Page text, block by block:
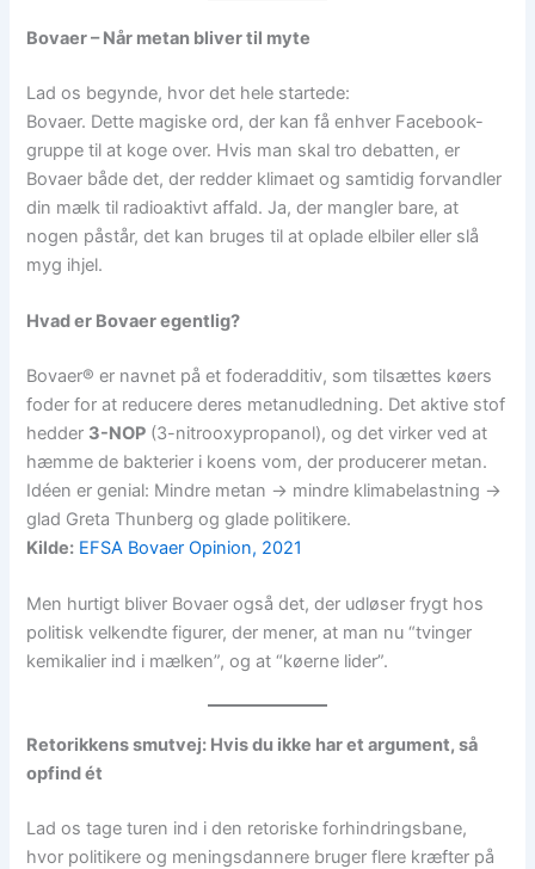
Bovaer – Når metan bliver til myte
Lad os begynde, hvor det hele startede:
Bovaer. Dette magiske ord, der kan få enhver Facebook-
gruppe til at koge over. Hvis man skal tro debatten, er
Bovaer både det, der redder klimaet og samtidig forvandler
din mælk til radioaktivt affald. Ja, der mangler bare, at
nogen påstår, det kan bruges til at oplade elbiler eller slå
myg ihjel.
Hvad er Bovaer egentlig?
Bovaer® er navnet på et foderadditiv, som tilsættes køers
foder for at reducere deres metanudledning. Det aktive stof
hedder 3-NOP (3-nitrooxypropanol), og det virker ved at
hæmme de bakterier i koens vom, der producerer metan.
Idéen er genial: Mindre metan → mindre klimabelastning →
glad Greta Thunberg og glade politikere.
Kilde: EFSA Bovaer Opinion, 2021
Men hurtigt bliver Bovaer også det, der udløser frygt hos
politisk velkendte figurer, der mener, at man nu “tvinger
kemikalier ind i mælken”, og at “køerne lider”.
Retorikkens smutvej: Hvis du ikke har et argument, så
opfind ét
Lad os tage turen ind i den retoriske forhindringsbane,
hvor politikere og meningsdannere bruger flere kræfter på